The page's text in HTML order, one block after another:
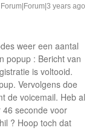
Forum|Forum|3 years ago
weer een aantal
popup : Bericht van
is voltooid.
Vervolgens doe
de voicemail. Heb al
seconde voor
? Hoop toch dat